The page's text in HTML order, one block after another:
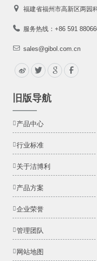
福建省福州市高新区两园
服务热线：+86 591
sales@gibol.com.cn
旧版导航
产品中心
行业标准
关于洁博利
产品方案
企业荣誉
管理团队
网站地图